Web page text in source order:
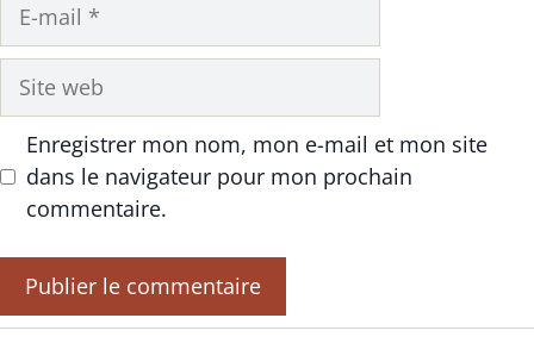
mail
Site
web
Enregistrer mon nom, mon e-mail et mon site
dans le navigateur pour mon prochain
commentaire.